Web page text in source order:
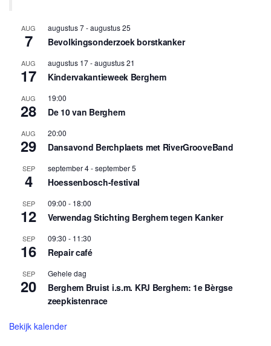
AUG
7
augustus 7-augustus 25
Bevolkingsonderzoek borstkanker
AUG
17
augustus 17-augustus 21
Kindervakantieweek Berghem
AUG
28
19:00
De 10 van Berghem
AUG
29
20:00
Dansavond Berchplaets met RiverGrooveBand
SEP
4
september 4-september 5
Hoessenbosch-festival
SEP
12
09:00 - 18:00
Verwendag Stichting Berghem tegen Kanker
SEP
16
09:30 - 11:30
Repair café
SEP
20
Gehele dag
Berghem Bruist i.s.m. KPJ Berghem: 1e Bèrgse
zeepkistenrace
Bekijk kalender